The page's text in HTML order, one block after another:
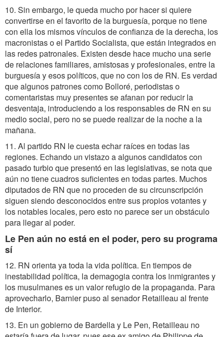
10. Sin embargo, le queda mucho por hacer si quiere
convertirse en el favorito de la burguesía, porque no tiene
con ella los mismos vínculos de confianza de la derecha, los
macronistas o el Partido Socialista, que están integrados en
las redes patronales. Existen desde hace mucho una serie
de relaciones familiares, amistosas y profesionales, entre la
burguesía y esos políticos, que no con los de RN. Es verdad
que algunos patrones como Bolloré, periodistas o
comentaristas muy presentes se afanan por reducir la
desventaja, introduciendo a los responsables de RN en su
medio social, pero no se puede realizar de la noche a la
mañana.
11. Al partido RN le cuesta echar raíces en todas las
regiones. Echando un vistazo a algunos candidatos con
pasado turbio que presentó en las legislativas, se nota que
aún no tiene cuadros suficientes en todas partes. Muchos
diputados de RN que no proceden de su circunscripción
siguen siendo desconocidos entre sus propios votantes y
los notables locales, pero esto no parece ser un obstáculo
para llegar al poder.
Le Pen aún no está en el poder, pero su programa
sí
12. RN orienta ya toda la vida política. En tiempos de
inestabilidad política, la demagogia contra los inmigrantes y
los musulmanes es un valor refugio de la propaganda. Para
aprovecharlo, Barnier puso al senador Retailleau al frente
de Interior.
13. En un gobierno de Bardella y Le Pen, Retailleau no